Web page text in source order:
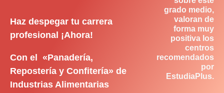
Haz despegar tu carrera
profesional ¡Ahora!
Con el «Panadería,
Repostería y Confitería» de
Industrias Alimentarias
grado medio,
valoran de
forma muy
positiva los
centros
recomendados
por
EstudiaPlus.